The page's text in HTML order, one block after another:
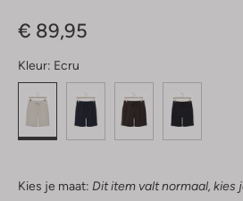
€ 89,95
Kleur: Ecru
Kies je maat: Dit item valt normaal, kies